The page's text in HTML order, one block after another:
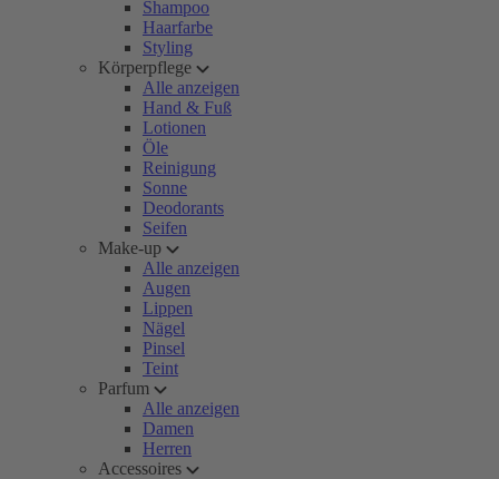
Shampoo
Haarfarbe
Styling
Körperpflege
Alle anzeigen
Hand & Fuß
Lotionen
Öle
Reinigung
Sonne
Deodorants
Seifen
Make-up
Alle anzeigen
Augen
Lippen
Nägel
Pinsel
Teint
Parfum
Alle anzeigen
Damen
Herren
Accessoires